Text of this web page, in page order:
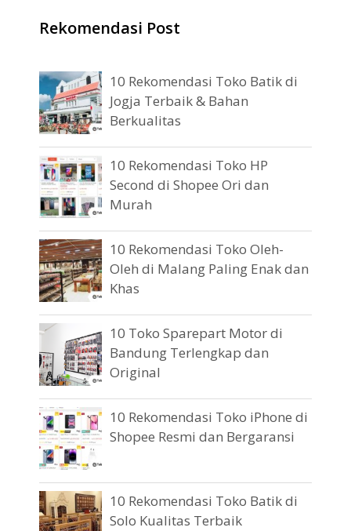
Rekomendasi Post
10 Rekomendasi Toko Batik di
Jogja Terbaik & Bahan
Berkualitas
10 Rekomendasi Toko HP
Second di Shopee Ori dan
Murah
10 Rekomendasi Toko Oleh-
Oleh di Malang Paling Enak dan
Khas
10 Toko Sparepart Motor di
Bandung Terlengkap dan
Original
10 Rekomendasi Toko iPhone di
Shopee Resmi dan Bergaransi
10 Rekomendasi Toko Batik di
Solo Kualitas Terbaik